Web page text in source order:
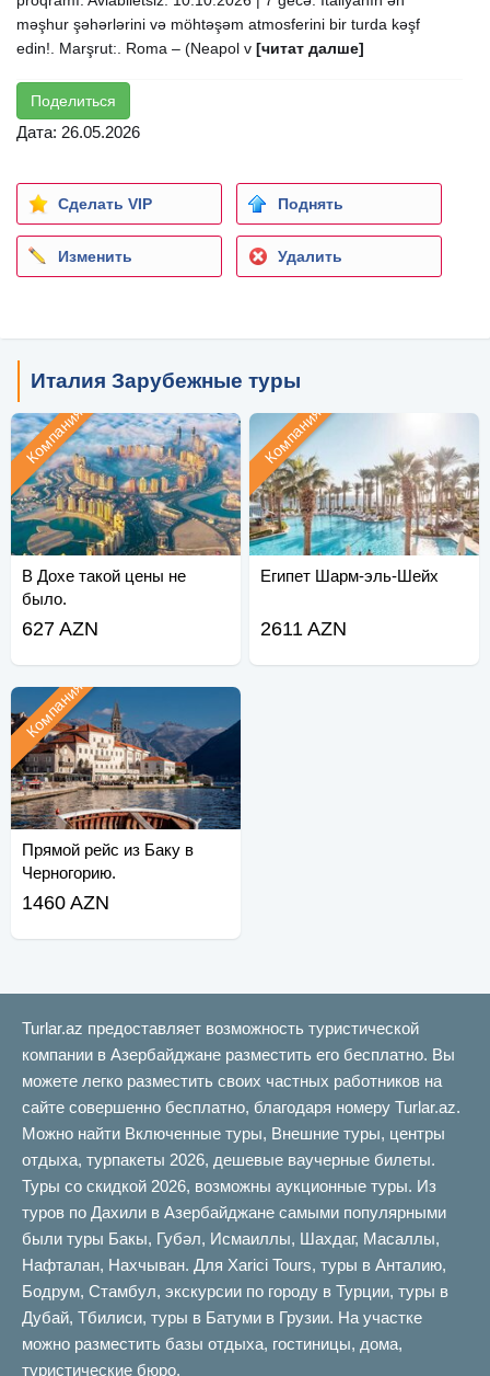
məşhur şəhərlərini və möhtəşəm atmosferini bir turda kəşf
edin!. Marşrut:. Roma – (Neapol v [читат далше]
Поделиться
Дата: 26.05.2026
Сделать VIP Поднять
Изменить Удалить
Италия Зарубежные туры
В Дохе такой цены не
было.
Компания
627 AZN
Египет Шарм-эль-Шейх
Компания
2611 AZN
Прямой рейс из Баку в
Черногорию.
Компания
1460 AZN
Turlar.az предоставляет возможность туристической
компании в Азербайджане разместить его бесплатно. Вы
можете легко разместить своих частных работников на
сайте совершенно бесплатно, благодаря номеру Turlar.az.
Можно найти Включенные туры, Внешние туры, центры
отдыха, турпакеты 2026, дешевые ваучерные билеты.
Туры со скидкой 2026, возможны аукционные туры. Из
туров по Дахили в Азербайджане самыми популярными
были туры Бакы, Губəл, Исмаиллы, Шахдаг, Масаллы,
Нафталан, Нахчыван. Для Xarici Tours, туры в Анталию,
Бодрум, Стамбул, экскурсии по городу в Турции, туры в
Дубай, Тбилиси, туры в Батуми в Грузии. На участке
можно разместить базы отдыха, гостиницы, дома,
туристические бюро.